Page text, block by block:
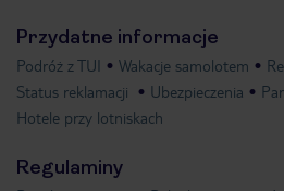
Przydatne informacje
Podróż z TUI Wakacje samolotem
Status reklamacji
Ubezpieczenia
Hotele przy lotniskach
Regulaminy